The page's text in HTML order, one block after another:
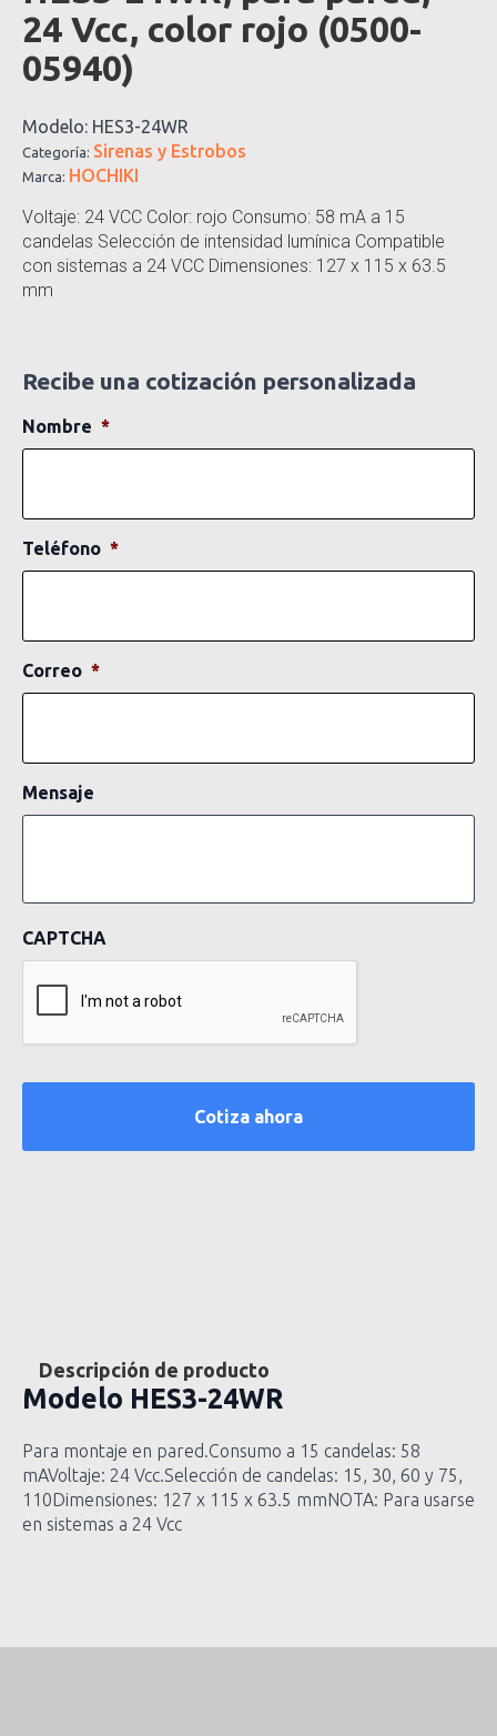
24 Vcc, color rojo (0500-
05940)
Modelo: HES3-24WR
Categoría: Sirenas y Estrobos
Marca: HOCHIKI
Voltaje: 24 VCC Color: rojo Consumo: 58 mA a 15
candelas Selección de intensidad lumínica Compatible
con sistemas a 24 VCC Dimensiones: 127 x 115 x 63.5
mm
Recibe una cotización personalizada
Nombre *
Teléfono *
Correo *
Mensaje
CAPTCHA
Descripción de producto
Modelo HES3-24WR
Para montaje en pared.Consumo a 15 candelas: 58
mAVoltaje: 24 Vcc.Selección de candelas: 15, 30, 60 y 75,
110Dimensiones: 127 x 115 x 63.5 mmNOTA: Para usarse
en sistemas a 24 Vcc